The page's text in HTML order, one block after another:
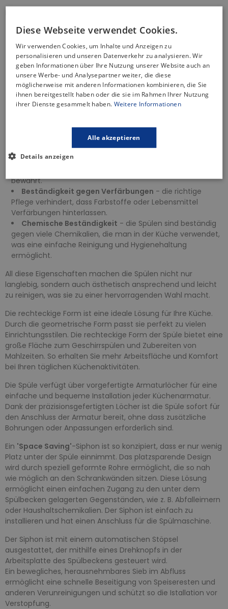
Hitzebeständigkeitbis zu 250 Grad Celsius - hohe
Widerstandsfähigkeit gegen extreme Temperaturen,
sodass heiße Geschirrteile frei platziert werden können,
ohne Schäden zu verursachen.
Temperaturwechselbeständigkeit- unempfindlich
gegenüber plötzlichen Temperaturschwankungen, d. h. sie
werden durch plötzlichen Kontakt mit heißen oder kalten
Gegenständen nicht beschädigt.
Selbst bei täglichem Gebrauch und Kontakt mit scharfen
Küchenwerkzeugen behält sie ihr ursprüngliches Aussehen.
Stoßfestigkeit- die Oberfläche ist extrem haltbar und
stoßfest, was die Spülen vor Schäden durch
bewahrt.
Beständigkeit gegen Verfärbungen - die richtige
Pflege verhindert, dass Farbstoffe oder Lebensmittel
Verfärbungen hinterlassen.
Chemische Beständigkeit - die Spülen sind beständig
gegen viele Chemikalien, die man in der Küche verwendet,
was eine einfache Reinigung und Hygienehaltung
ermöglicht.
All diese Eigenschaften machen die Spülen nicht nur
langlebig, sondern auch ästhetisch ansprechend und leicht
zu reinigen, was sie zu einer hervorragenden Wahl macht.
Die rechteckige Form ist eine ideale Lösung für Ihre Küche.
Durch die geometrische Form passt sie perfekt zu vielen
Einrichtungsstilen. Die rechteckige Form der Spüle bietet eine
große Fläche zum Geschirrspülen und Zubereiten von
Mahlzeiten. So erhalten Sie mehr Arbeitsfläche und Komfort
bei Ihren täglichen Küchenaktivitäten.
Die Spüle verfügt über vorgefertigte Armaturlöcher für eine
einfache und bequeme Installation jeder Küchenarmatur.
Dank der präzisionsgefertigten Löcher ist die Spüle sofort für
den Anschluss der Armatur bereit, ohne dass zusätzliche
Bohrungen oder Anpassungen erforderlich sind.
Ein 'Space Saving'-Siphon ist so konzipiert, dass er nur wenig
Platz unter der Spüle einnimmt. Das platzsparende Design
wird durch speziell geformte Rohre ermöglicht, die so nah
wie möglich an den Schrankwänden sitzen. Diese Lösung
ermöglicht einen einfachen Zugang zu den unter dem
Spülbecken gelagerten Gegenständen, wie z. B. Abfalleimern
oder Haushaltschemikalien. Der Siphon ist einfach zu
installieren und hat einen Anschluss für die Spülmaschine.
Der Siphon ist mit einem automatischen Stöpsel
ausgestattet, der mithilfe eines Drehknopfs in der
Arbeitsplatte des Spülbeckens gesteuert wird.
Ein bewegliches, herausnehmbares Sieb im Abfluss
ermöglicht eine schnelle Beseitigung von Speiseresten und
anderen Verunreinigungen und schützt so die Istallation vor
Verstopfung.
Diese Webseite verwendet Cookies.
Wir verwenden Cookies, um Inhalte und Anzeigen zu
personalisieren und unseren Datenverkehr zu analysieren. Wir
geben Informationen über Ihre Nutzung unserer Website auch an
unsere Werbe- und Analysepartner weiter, die diese
möglicherweise mit anderen Informationen kombinieren, die Sie
ihnen bereitgestellt haben oder die sie im Rahmen Ihrer Nutzung
ihrer Dienste gesammelt haben. Weitere Informationen
Alle akzeptieren
Details anzeigen